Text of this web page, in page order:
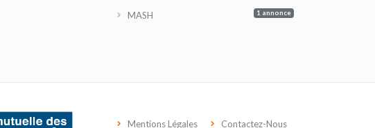
MASH 1 annonce
Mentions Légales Contactez-Nous